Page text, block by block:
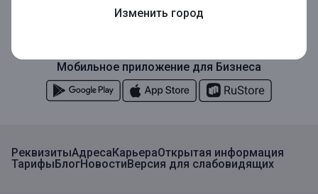
Изменить город
РеквизитыАдресаКарьераОткрытая информация
ТарифыБлогНовостиВерсия для слабовидящих
Мобильное приложение
Мобильное приложение для Бизнеса